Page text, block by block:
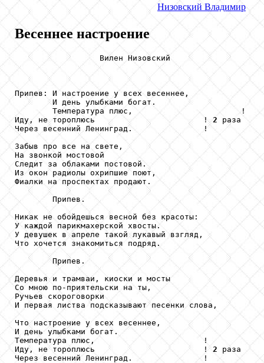
Низовский Владимир
Весеннее настроение
                  Вилен Низовский
Припев: И настроение у всех весеннее,
        И день улыбками богат.
        Температура плюс,                       !
Иду, не тороплюсь                       ! 2 раза
Через весенний Ленинград.               !
Забыв про все на свете,
На звонкой мостовой
Следит за облаками постовой.
Из окон радиолы охрипшие поют,
Фиалки на проспектах продают.
        Припев.
Никак не обойдешься весной без красоты:
У каждой парикмахерской хвосты.
У девушек в апреле такой лукавый взгляд,
Что хочется знакомиться подряд.
        Припев.
Деревья и трамваи, киоски и мосты
Со мною по-приятельски на ты,
Ручьев скороговорки
И первая листва подсказывают песенки слова,
Что настроение у всех весеннее,
И день улыбками богат.
Температура плюс,                       !
Иду, не тороплюсь                       ! 2 раза
Через весенний Ленинград.               !